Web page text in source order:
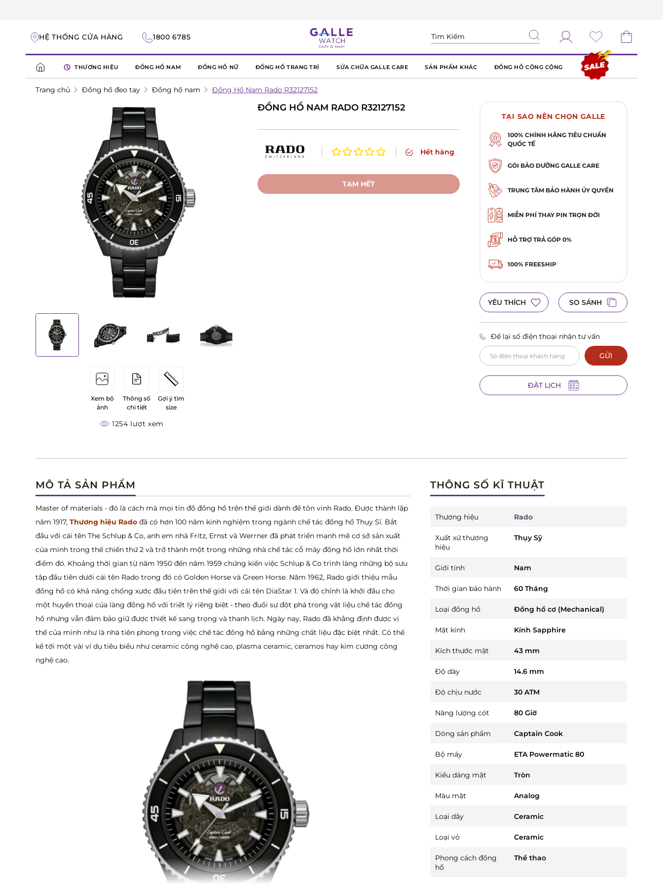
HỆ THỐNG CỬA HÀNG 1800 6785
THƯƠNG HIỆU ĐỒNG HỒ NAM ĐỒNG HỒ NỮ ĐỒNG HỒ TRANG TRÍ SỬA CHỮA GALLE CARE SẢN PHẨM KHÁC ĐỒNG HỒ CÔNG CỘNG
Trang chủ Đồng hồ đeo tay Đồng hồ nam Đồng Hồ Nam Rado R32127152
Xem bộ
ảnh
Thông số
chi tiết
Gợi ý tìm
size
1254 lượt xem
ĐỒNG HỒ NAM RADO R32127152
Hết hàng
TẠM HẾT
TẠI SAO NÊN CHỌN GALLE
100% CHÍNH HÃNG TIÊU CHUẨN
QUỐC TẾ
GÓI BẢO DƯỠNG GALLE CARE
TRUNG TÂM BẢO HÀNH ỦY QUYỀN
MIỄN PHÍ THAY PIN TRỌN ĐỜI
HỖ TRỢ TRẢ GÓP 0%
100% FREESHIP
YÊU THÍCH SO SÁNH
Để lại số điện thoại nhận tư vấn
GỬI
ĐẶT LỊCH
MÔ TẢ SẢN PHẨM
Master of materials - đó là cách mà mọi tín đồ đồng hồ trên thế giới dành để tôn vinh Rado. Được thành lập
năm 1917, Thương hiệu Rado đã có hơn 100 năm kinh nghiệm trong ngành chế tác đồng hồ Thụy Sĩ. Bắt
đầu với cái tên The Schlup & Co, anh em nhà Fritz, Ernst và Werrner đã phát triển mạnh mẽ cơ sở sản xuất
của mình trong thế chiến thứ 2 và trở thành một trong những nhà chế tác cỗ máy đồng hồ lớn nhất thời
điểm đó. Khoảng thời gian từ năm 1950 đến năm 1959 chứng kiến việc Schlup & Co trình làng những bộ sưu
tập đầu tiên dưới cái tên Rado trong đó có Golden Horse và Green Horse. Năm 1962, Rado giới thiệu mẫu
đồng hồ có khả năng chống xước đầu tiên trên thế giới với cái tên DiaStar 1. Và đó chính là khởi đầu cho
một huyền thoại của làng đồng hồ với triết lý riêng biệt - theo đuổi sự đột phá trong vật liệu chế tác đồng
hồ nhưng vẫn đảm bảo giữ được thiết kế sang trọng và thanh lịch. Ngày nay, Rado đã khẳng định được vị
thế của mình như là nhà tiên phong trong việc chế tác đồng hồ bằng những chất liệu đặc biệt nhất. Có thể
kể tới một vài ví dụ tiêu biểu như ceramic công nghệ cao, plasma ceramic, ceramos hay kim cương công
nghệ cao.
THÔNG SỐ KĨ THUẬT
Thương hiệu Rado
Xuất xứ thương
hiệu
Thụy Sỹ
Giới tính Nam
Thời gian bảo hành 60 Tháng
Loại đồng hồ Đồng hồ cơ (Mechanical)
Mặt kính Kính Sapphire
Kích thước mặt 43 mm
Độ dày 14.6 mm
Độ chịu nước 30 ATM
Năng lượng cót 80 Giờ
Dòng sản phẩm Captain Cook
Bộ máy ETA Powermatic 80
Kiểu dáng mặt Tròn
Màu mặt Analog
Loại dây Ceramic
Loại vỏ Ceramic
Phong cách đồng
hồ
Thể thao